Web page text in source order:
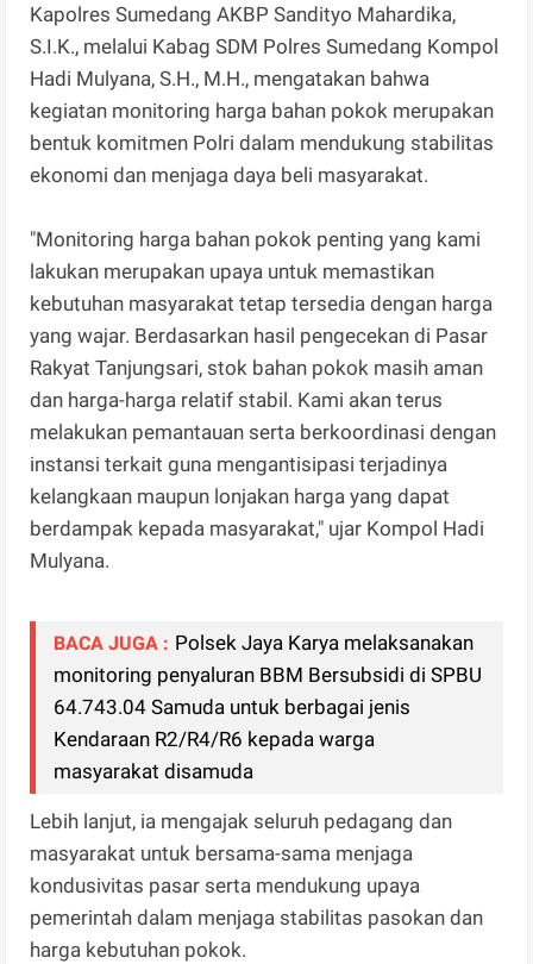
Kapolres Sumedang AKBP Sandityo Mahardika,
S.I.K., melalui Kabag SDM Polres Sumedang Kompol
Hadi Mulyana, S.H., M.H., mengatakan bahwa
kegiatan monitoring harga bahan pokok merupakan
bentuk komitmen Polri dalam mendukung stabilitas
ekonomi dan menjaga daya beli masyarakat.
"Monitoring harga bahan pokok penting yang kami
lakukan merupakan upaya untuk memastikan
kebutuhan masyarakat tetap tersedia dengan harga
yang wajar. Berdasarkan hasil pengecekan di Pasar
Rakyat Tanjungsari, stok bahan pokok masih aman
dan harga-harga relatif stabil. Kami akan terus
melakukan pemantauan serta berkoordinasi dengan
instansi terkait guna mengantisipasi terjadinya
kelangkaan maupun lonjakan harga yang dapat
berdampak kepada masyarakat," ujar Kompol Hadi
Mulyana.
BACA JUGA : Polsek Jaya Karya melaksanakan
monitoring penyaluran BBM Bersubsidi di SPBU
64.743.04 Samuda untuk berbagai jenis
Kendaraan R2/R4/R6 kepada warga
masyarakat disamuda
Lebih lanjut, ia mengajak seluruh pedagang dan
masyarakat untuk bersama-sama menjaga
kondusivitas pasar serta mendukung upaya
pemerintah dalam menjaga stabilitas pasokan dan
harga kebutuhan pokok.